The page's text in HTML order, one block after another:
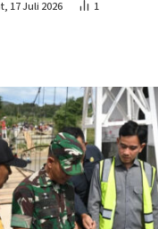
17 Juli 2026 1